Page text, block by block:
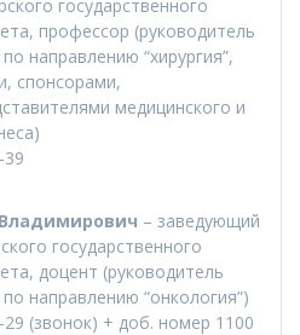
государственного
профессор (руководитель
направлению “хирургия”,
спонсорами,
медицинского и
– заведующий
государственного
доцент (руководитель
направлению “онкология”)
(звонок) + доб. номер 1100